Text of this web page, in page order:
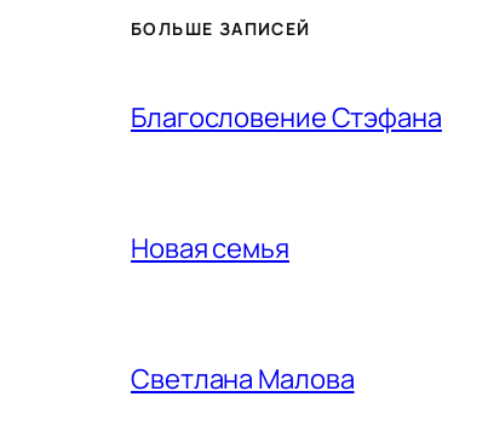
БОЛЬШЕ ЗАПИСЕЙ
Благословение Стэфана
Новая семья
Светлана Малова